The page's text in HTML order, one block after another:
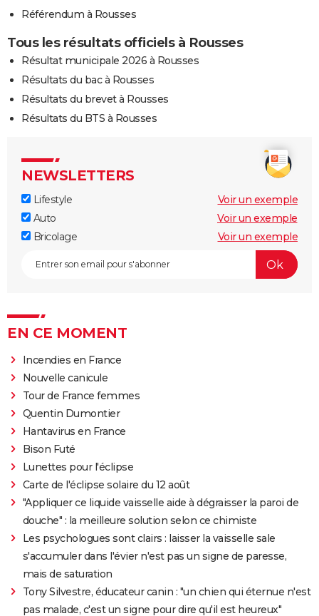
Référendum à Rousses
Tous les résultats officiels à Rousses
Résultat municipale 2026 à Rousses
Résultats du bac à Rousses
Résultats du brevet à Rousses
Résultats du BTS à Rousses
NEWSLETTERS
Lifestyle
Voir un exemple
Auto
Voir un exemple
Bricolage
Voir un exemple
EN CE MOMENT
Incendies en France
Nouvelle canicule
Tour de France femmes
Quentin Dumontier
Hantavirus en France
Bison Futé
Lunettes pour l'éclipse
Carte de l'éclipse solaire du 12 août
"Appliquer ce liquide vaisselle aide à dégraisser la paroi de
douche" : la meilleure solution selon ce chimiste
Les psychologues sont clairs : laisser la vaisselle sale
s'accumuler dans l'évier n'est pas un signe de paresse,
mais de saturation
Tony Silvestre, éducateur canin : "un chien qui éternue n'est
pas malade, c'est un signe pour dire qu'il est heureux"